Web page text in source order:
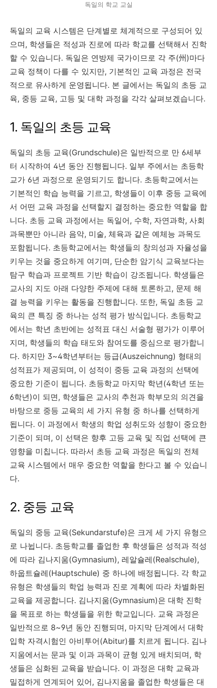
독일의 학교 교실
독일의 교육 시스템은 단계별로 체계적으로 구성되어 있
으며, 학생들은 적성과 진로에 따라 학교를 선택해서 진학
할 수 있습니다. 독일은 연방제 국가이므로 각 주(州)마다
교육 정책이 다를 수 있지만, 기본적인 교육 과정은 전국
적으로 유사하게 운영됩니다. 본 글에서는 독일의 초등 교
육, 중등 교육, 고등 및 대학 과정을 각각 살펴보겠습니다.
1. 독일의 초등 교육
독일의 초등 교육(Grundschule)은 일반적으로 만 6세부
터 시작하여 4년 동안 진행됩니다. 일부 주에서는 초등학
교가 6년 과정으로 운영되기도 합니다. 초등학교에서는
기본적인 학습 능력을 기르고, 학생들이 이후 중등 교육에
서 어떤 교육 과정을 선택할지 결정하는 중요한 역할을 합
니다. 초등 교육 과정에서는 독일어, 수학, 자연과학, 사회
과목뿐만 아니라 음악, 미술, 체육과 같은 예체능 과목도
포함됩니다. 초등학교에서는 학생들의 창의성과 자율성을
키우는 것을 중요하게 여기며, 단순한 암기식 교육보다는
탐구 학습과 프로젝트 기반 학습이 강조됩니다. 학생들은
교사의 지도 아래 다양한 주제에 대해 토론하고, 문제 해
결 능력을 키우는 활동을 진행합니다. 또한, 독일 초등 교
육의 큰 특징 중 하나는 성적 평가 방식입니다. 초등학교
에서는 학년 초반에는 성적표 대신 서술형 평가가 이루어
지며, 학생들의 학습 태도와 참여도를 중심으로 평가합니
다. 하지만 3~4학년부터는 등급(Auszeichnung) 형태의
성적표가 제공되며, 이 성적이 중등 교육 과정의 선택에
중요한 기준이 됩니다. 초등학교 마지막 학년(4학년 또는
6학년)이 되면, 학생들은 교사의 추천과 학부모의 의견을
바탕으로 중등 교육의 세 가지 유형 중 하나를 선택하게
됩니다. 이 과정에서 학생의 학업 성취도와 성향이 중요한
기준이 되며, 이 선택은 향후 고등 교육 및 직업 선택에 큰
영향을 미칩니다. 따라서 초등 교육 과정은 독일의 전체
교육 시스템에서 매우 중요한 역할을 한다고 볼 수 있습니
다.
2. 중등 교육
독일의 중등 교육(Sekundarstufe)은 크게 세 가지 유형으
로 나뉩니다. 초등학교를 졸업한 후 학생들은 성적과 적성
에 따라 김나지움(Gymnasium), 레알슐레(Realschule),
하웁트슐레(Hauptschule) 중 하나에 배정됩니다. 각 학교
유형은 학생들의 학업 능력과 진로 계획에 따라 차별화된
교육을 제공합니다. 김나지움(Gymnasium)은 대학 진학
을 목표로 하는 학생들을 위한 학교입니다. 교육 과정은
일반적으로 8~9년 동안 진행되며, 마지막 단계에서 대학
입학 자격시험인 아비투어(Abitur)를 치르게 됩니다. 김나
지움에서는 문과 및 이과 과목이 균형 있게 배치되며, 학
생들은 심화된 교육을 받습니다. 이 과정은 대학 교육과
밀접하게 연계되어 있어, 김나지움을 졸업한 학생들은 대